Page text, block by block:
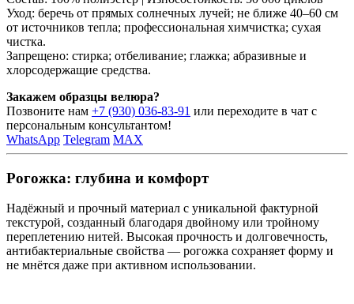
Уход: беречь от прямых солнечных лучей; не ближе 40–60 см
от источников тепла; профессиональная химчистка; сухая
чистка.
Запрещено: стирка; отбеливание; глажка; абразивные и
хлорсодержащие средства.
Закажем образцы велюра?
Позвоните нам +7 (930) 036-83-91 или переходите в чат с
персональным консультантом!
WhatsApp Telegram MAX
Рогожка: глубина и комфорт
Надёжный и прочный материал с уникальной фактурной
текстурой, созданный благодаря двойному или тройному
переплетению нитей. Высокая прочность и долговечность,
антибактериальные свойства — рогожка сохраняет форму и
не мнётся даже при активном использовании.